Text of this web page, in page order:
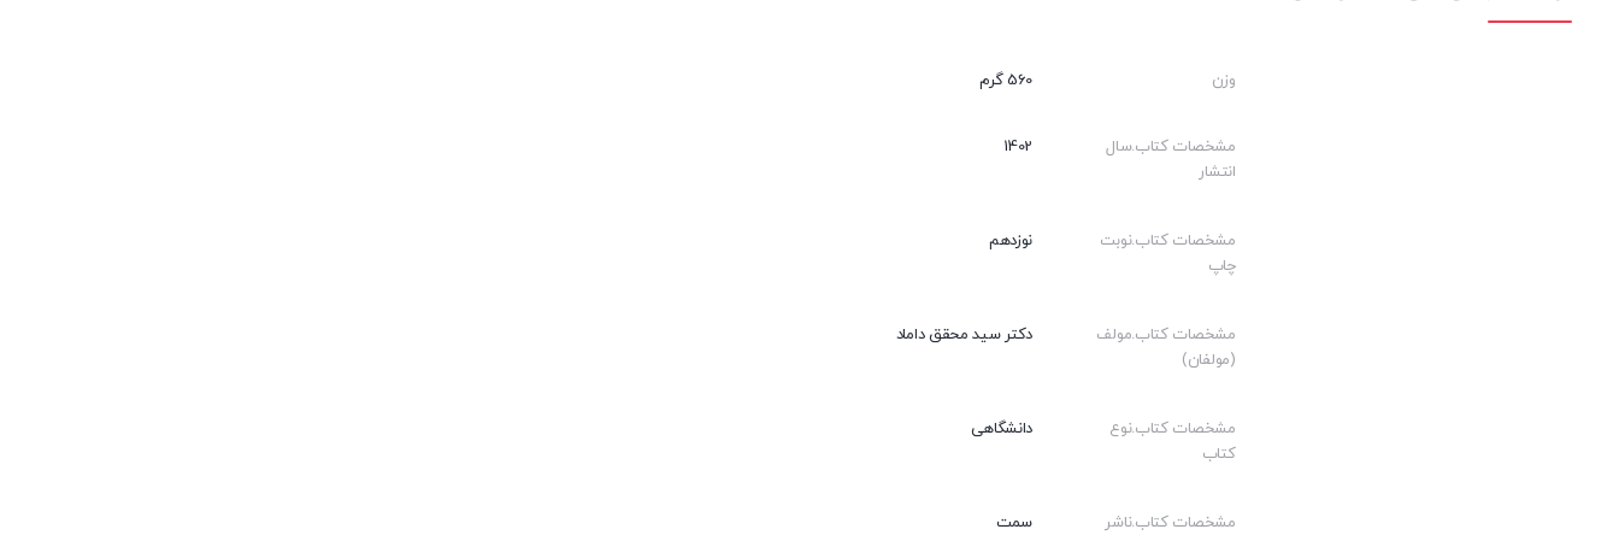
فصل شانزدهم: قاعده التلف فی زمن الخیار ممن لاخیارله
وزن 560 گرم
مشخصات کتاب.سال
انتشار
1402
مشخصات کتاب.نوبت
چاپ
نوزدهم
مشخصات کتاب.مولف
(مولفان)
دکتر سید محقق داماد
مشخصات کتاب.نوع
کتاب
دانشگاهی
مشخصات کتاب.ناشر سمت